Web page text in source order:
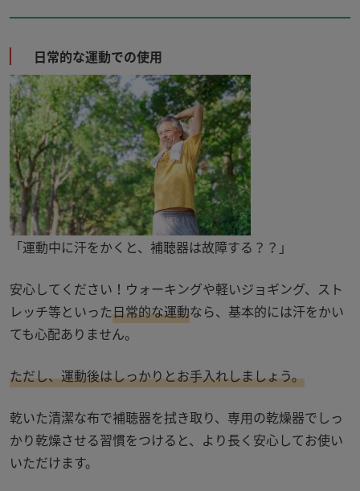
日常的な運動での使用
「運動中に汗をかくと、補聴器は故障する？？」
安心してください！ウォーキングや軽いジョギング、スト
レッチ等といった日常的な運動なら、基本的には汗をかい
ても心配ありません。
ただし、運動後はしっかりとお手入れしましょう。
乾いた清潔な布で補聴器を拭き取り、専用の乾燥器でしっ
かり乾燥させる習慣をつけると、より長く安心してお使い
いただけます。